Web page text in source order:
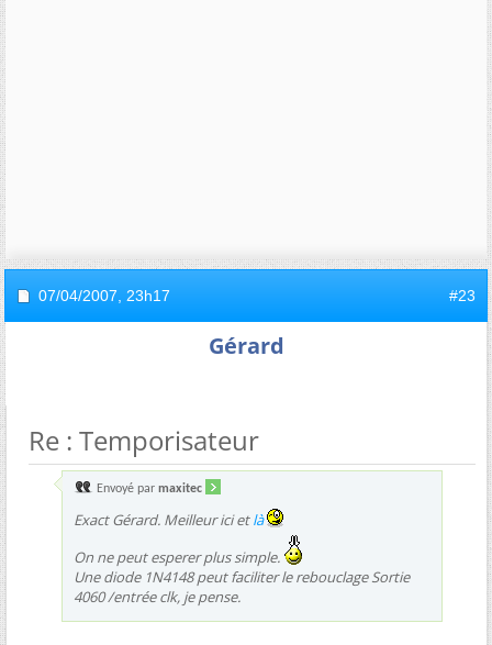
07/04/2007, 23h17 #23
Gérard
Re : Temporisateur
Envoyé par maxitec
Exact Gérard. Meilleur ici etlà
On ne peut esperer plus simple.
Une diode 1N4148 peut faciliter le rebouclage Sortie
4060 /entrée clk, je pense.